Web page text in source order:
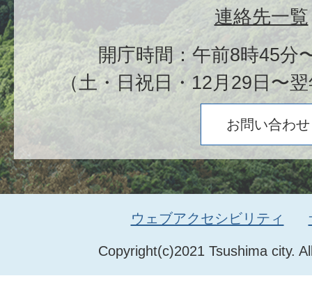
連絡先一覧
開庁時間：午前8時45分
（土・日祝日・12月29日〜
お問い合わせ
Copyright(c)2021 Tsushima city.
ウェブアクセシビリティ